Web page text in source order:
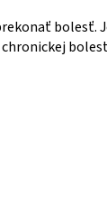
bolesť.